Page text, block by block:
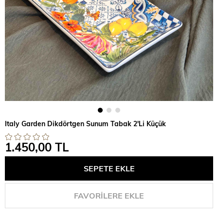
Italy Garden Dikdörtgen Sunum Tabak 2'Li Küçük
1.450,00 TL
FAVORILERE EKLE